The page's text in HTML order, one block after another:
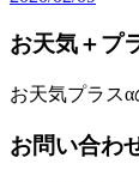
お天気＋プ
お天気プラス
お問い合わ